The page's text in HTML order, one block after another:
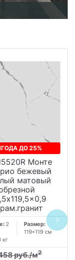
ДО 25%
Монте
бежевый
матовый
2
Размер:
119*119 см
кг
руб./м2